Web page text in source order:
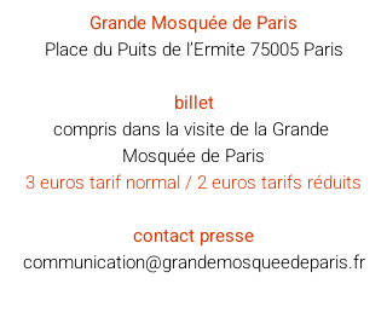
Grande Mosquée de Paris
Place du Puits de l’Ermite 75005 Paris
billet
compris dans la visite de la Grande
Mosquée de Paris
3 euros tarif normal / 2 euros tarifs réduits
contact presse
communication@grandemosqueedeparis.fr